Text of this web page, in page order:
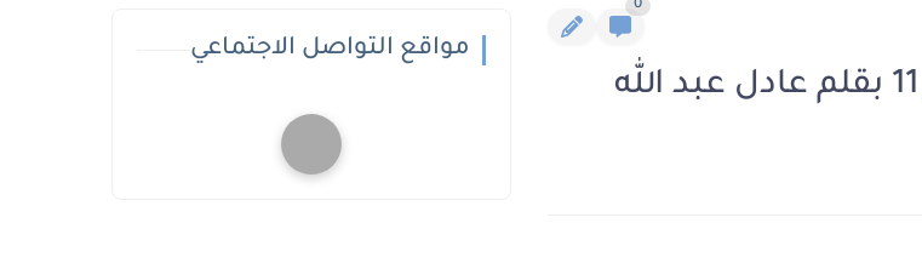
0
مواقع التواصل الاجتماعي